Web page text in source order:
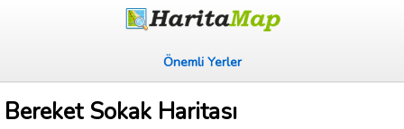
Önemli Yerler
Bereket Sokak Haritası